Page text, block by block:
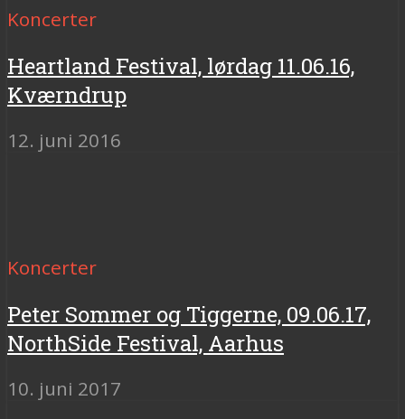
Koncerter
Heartland Festival, lørdag 11.06.16,
Kværndrup
12. juni 2016
Koncerter
Peter Sommer og Tiggerne, 09.06.17,
NorthSide Festival, Aarhus
10. juni 2017